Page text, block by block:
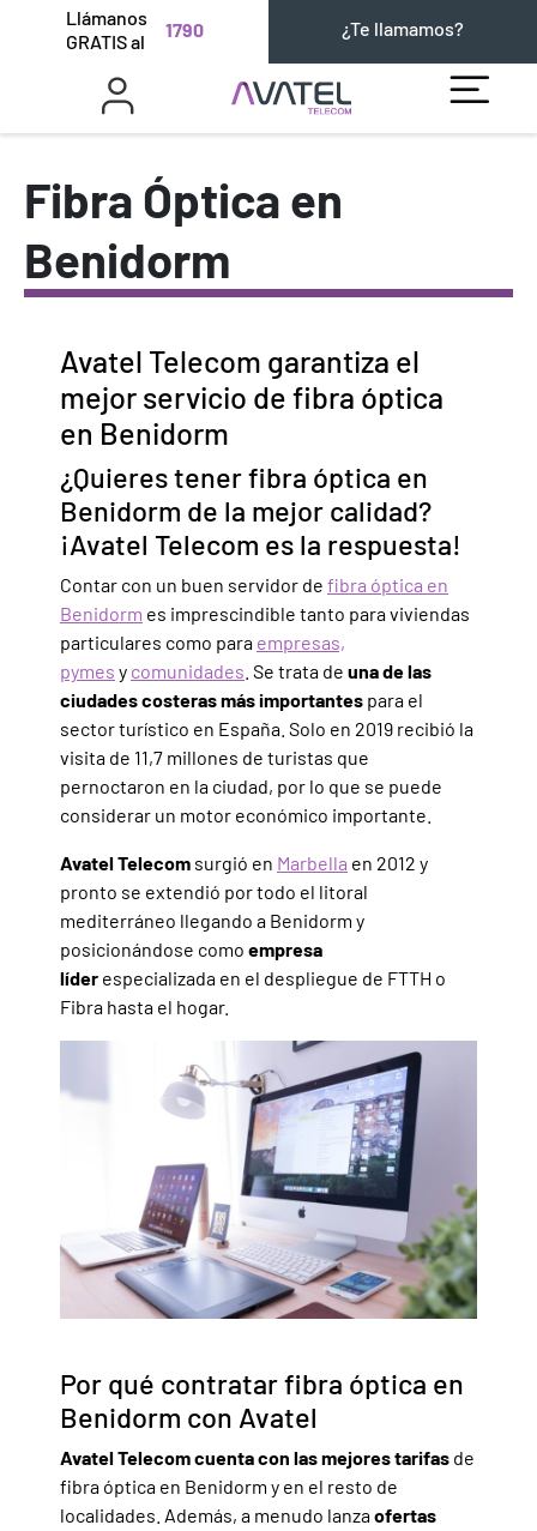
Llámanos
GRATIS al
1790 ¿Te llamamos?
Fibra Óptica en
Benidorm
Avatel Telecom garantiza el
mejor servicio de fibra óptica
en Benidorm
¿Quieres tener fibra óptica en
Benidorm de la mejor calidad?
¡Avatel Telecom es la respuesta!
Contar con un buen servidor de fibra óptica en
Benidorm es imprescindible tanto para viviendas
particulares como para empresas,
pymes y comunidades . Se trata de una de las
ciudades costeras más importantes para el
sector turístico en España. Solo en 2019 recibió la
visita de 11,7 millones de turistas que
pernoctaron en la ciudad, por lo que se puede
considerar un motor económico importante.
Avatel Telecom surgió en Marbella en 2012 y
pronto se extendió por todo el litoral
mediterráneo llegando a Benidorm y
posicionándose como empresa
líder especializada en el despliegue de FTTH o
Fibra hasta el hogar.
Por qué contratar fibra óptica en
Benidorm con Avatel
Avatel Telecom cuenta con las mejores tarifas de
fibra óptica en Benidorm y en el resto de
localidades. Además, a menudo lanzaofertas